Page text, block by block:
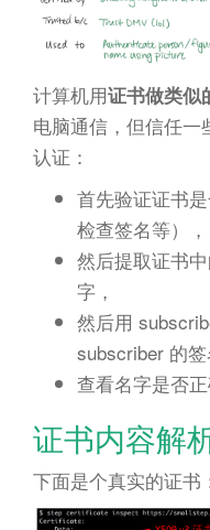
计算机用证书做类似
电脑通信，但信任一
认证：
首先验证证书
检查签名等），
然后提取证书
字，
然后用
subscriber 的签
查看名字是否正
证书内容解
下面是个真实的证书